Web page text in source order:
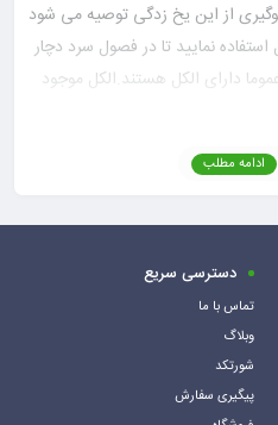
از این یخ زدگی توصیه می شود
نمایید تا در فصول سرد دچار
دارای الکل هستند.الکل موجود
نکنید.
ادامه مطلب
دسترسی سریع
تماس با ما
وبلاگ
شورتکد
پیگیری سفارش